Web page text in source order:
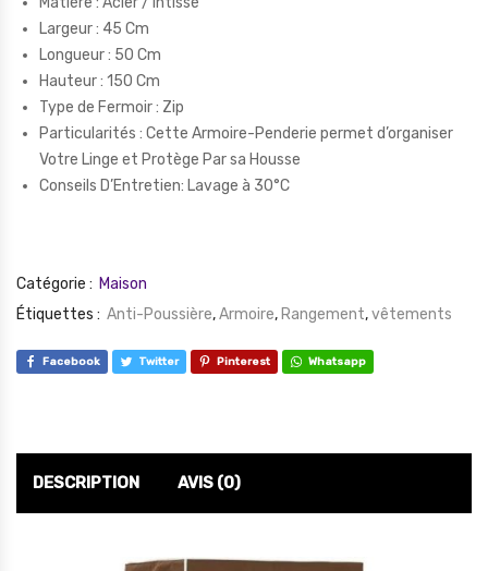
Largeur : 45 Cm
Longueur : 50 Cm
Hauteur : 150 Cm
Type de Fermoir : Zip
Particularités : Cette Armoire-Penderie permet d’organiser
Votre Linge et Protège Par sa Housse
Conseils D’Entretien: Lavage à 30°C
Catégorie : Maison
Étiquettes : Anti-Poussière,Armoire, Rangement,vêtements
Facebook Twitter Pinterest Whatsapp
DESCRIPTION AVIS (0)